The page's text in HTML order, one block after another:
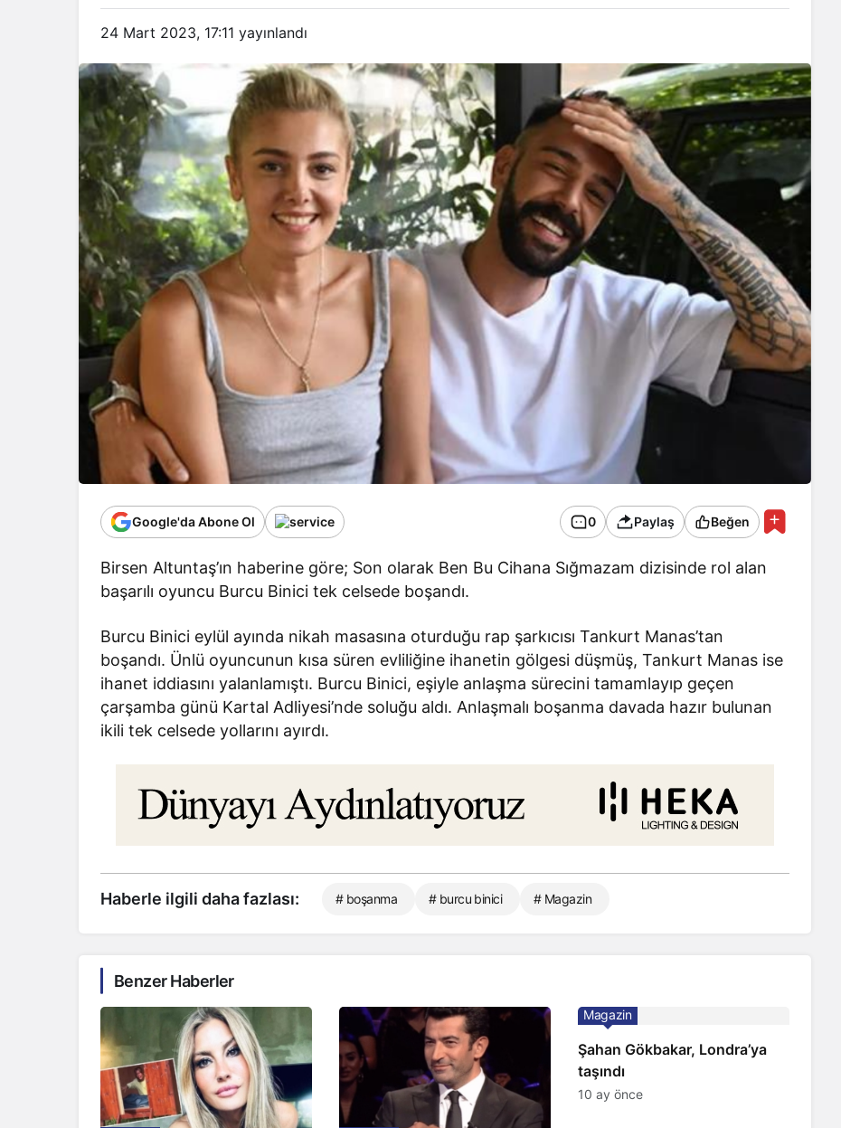
24 Mart 2023, 17:11 yayınlandı
Google'da Abone Ol 0 Paylaş Beğen
Birsen Altuntaş’ın haberine göre; Son olarak Ben Bu Cihana Sığmazam dizisinde rol alan
başarılı oyuncu Burcu Binici tek celsede boşandı.
Burcu Binici eylül ayında nikah masasına oturduğu rap şarkıcısı Tankurt Manas’tan
boşandı. Ünlü oyuncunun kısa süren evliliğine ihanetin gölgesi düşmüş, Tankurt Manas ise
ihanet iddiasını yalanlamıştı. Burcu Binici, eşiyle anlaşma sürecini tamamlayıp geçen
çarşamba günü Kartal Adliyesi’nde soluğu aldı. Anlaşmalı boşanma davada hazır bulunan
ikili tek celsede yollarını ayırdı.
Haberle ilgili daha fazlası: # boşanma # burcu binici # Magazin
Benzer Haberler
Şahan Gökbakar, Londra’ya
taşındı
Magazin
10 ay önce